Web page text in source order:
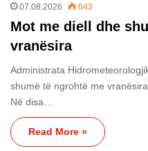
07.08.2026 643
Mot me diell dhe
vranësira
Administrata
shumë të ngrohtë me
Në disa…
Read More »